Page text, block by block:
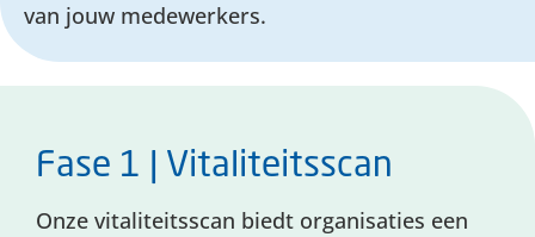
van jouw medewerkers.
Fase 1 | Vitaliteitsscan
Onze vitaliteitsscan biedt organisaties een